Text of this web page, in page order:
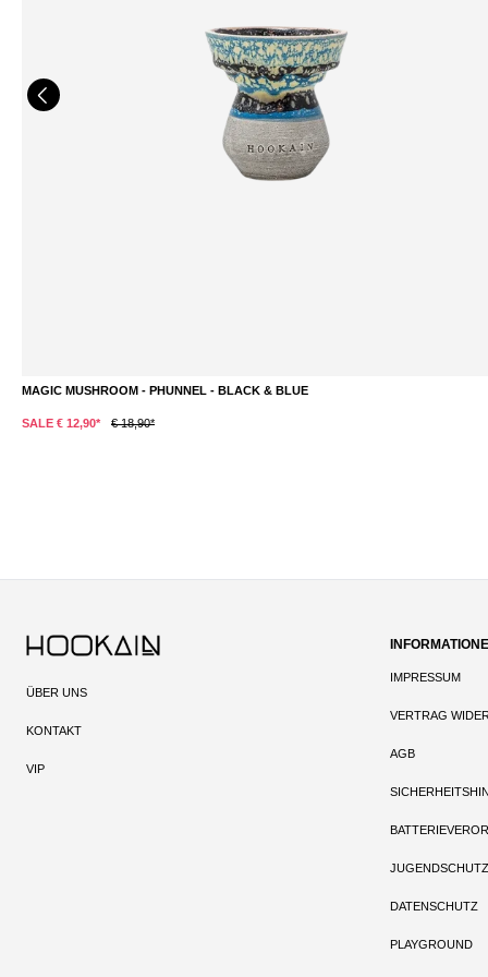
MAGIC MUSHROOM - PHUNNEL - BLACK & BLUE
SALE € 12,90* € 18,90*
ÜBER UNS
KONTAKT
VIP
IMPRESSUM
VERTRAG
AGB
JUGENDSCHUTZ
DATENSCHUTZ
PLAYGROUND